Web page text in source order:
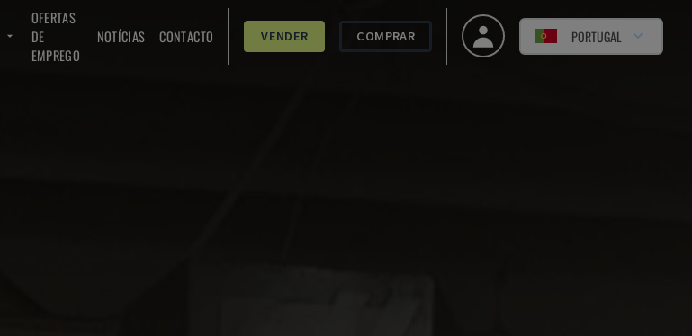
OFERTAS
DE
EMPREGO
NOTÍCIAS CONTACTO VENDER COMPRAR PORTUGAL